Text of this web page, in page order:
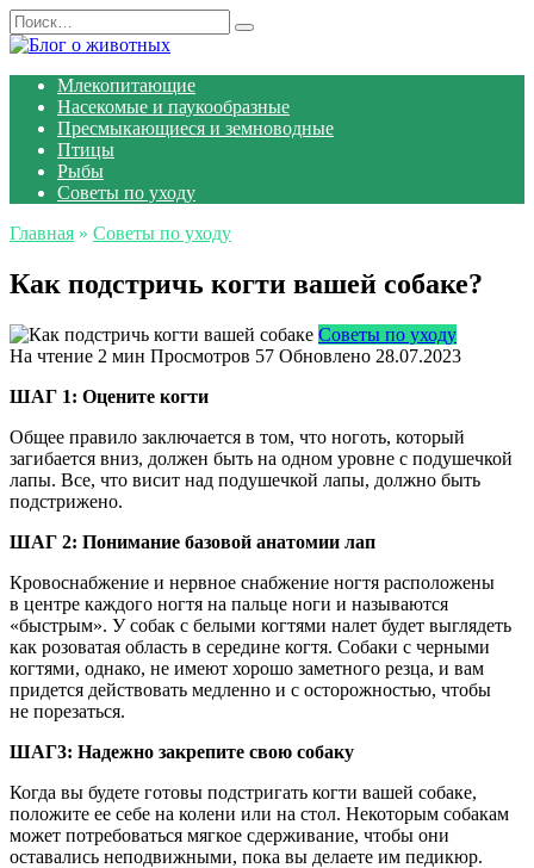
Перейти
к
Search
for:
Млекопитающие
Насекомые и паукообразные
Пресмыкающиеся и земноводные
Птицы
Рыбы
Советы по уходу
Главная » Советы по уходу
Как подстричь когти вашей собаке?
Советы по уходу
На чтение 2 мин Просмотров 57 Обновлено 28.07.2023
ШАГ 1: Оцените когти
Общее правило заключается в том, что ноготь, который
загибается вниз, должен быть на одном уровне с подушечкой
лапы. Все, что висит над подушечкой лапы, должно быть
подстрижено.
ШАГ 2: Понимание базовой анатомии лап
Кровоснабжение и нервное снабжение ногтя расположены
в центре каждого ногтя на пальце ноги и называются
«быстрым». У собак с белыми когтями налет будет выглядеть
как розоватая область в середине когтя. Собаки с черными
когтями, однако, не имеют хорошо заметного резца, и вам
придется действовать медленно и с осторожностью, чтобы
не порезаться.
ШАГ3: Надежно закрепите свою собаку
Когда вы будете готовы подстригать когти вашей собаке,
положите ее себе на колени или на стол. Некоторым собакам
может потребоваться мягкое сдерживание, чтобы они
оставались неподвижными, пока вы делаете им педикюр.